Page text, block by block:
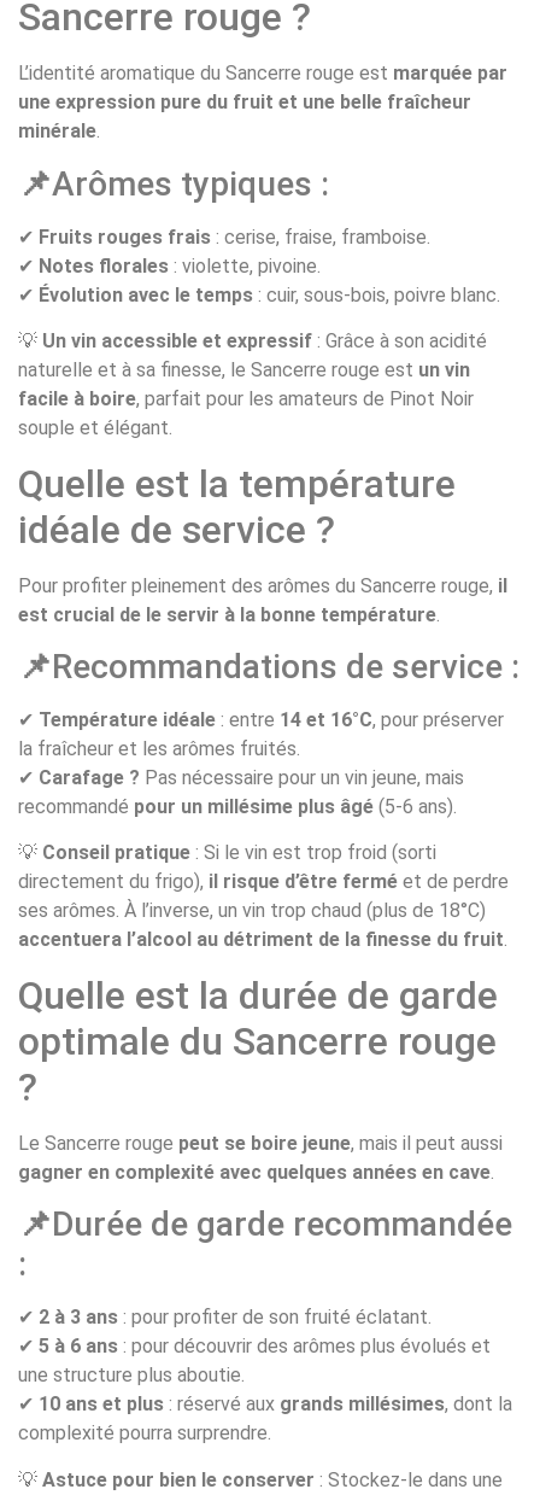
Sancerre rouge ?
L’identité aromatique du Sancerre rouge est marquée par
une expression pure du fruit et une belle fraîcheur
minérale.
📌Arômes typiques :
✔ Fruits rouges frais : cerise, fraise, framboise.
✔ Notes florales : violette, pivoine.
✔ Évolution avec le temps : cuir, sous-bois, poivre blanc.
💡 Un vin accessible et expressif : Grâce à son acidité
naturelle et à sa finesse, le Sancerre rouge est un vin
facile à boire, parfait pour les amateurs de Pinot Noir
souple et élégant.
Quelle est la température
idéale de service ?
Pour profiter pleinement des arômes du Sancerre rouge, il
est crucial de le servir à la bonne température
📌Recommandations de service :
✔ Température idéale : entre 14 et 16°C, pour préserver
la fraîcheur et les arômes fruités.
✔ Carafage ? Pas nécessaire pour un vin jeune, mais
recommandé pour un millésime plus âgé (5-6 ans).
💡 Conseil pratique : Si le vin est trop froid (sorti
directement du frigo), il risque d’être fermé et de perdre
ses arômes. À l’inverse, un vin trop chaud (plus de 18°C)
accentuera l’alcool au détriment de la finesse du fruit.
Quelle est la durée de garde
optimale du Sancerre rouge
?
Le Sancerre rouge peut se boire jeune, mais il peut aussi
gagner en complexité avec quelques années en cave
📌Durée de garde recommandée
:
✔ 2 à 3 ans : pour profiter de son fruité éclatant.
✔ 5 à 6 ans : pour découvrir des arômes plus évolués et
une structure plus aboutie.
✔ 10 ans et plus : réservé aux grands millésimes, dont la
complexité pourra surprendre.
💡 Astuce pour bien le conserver : Stockez-le dans une